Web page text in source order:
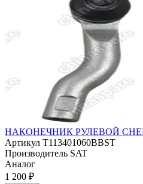
НАКОНЕЧНИК РУЛЕВОЙ
Артикул T113401060BBST
Производитель SAT
Аналог
1 200 ₽